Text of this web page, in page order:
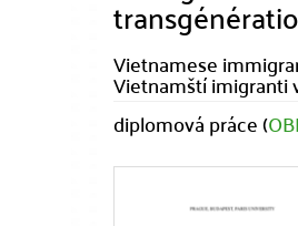
Vietnamese
Vietnamští imigranti
diplomová práce (